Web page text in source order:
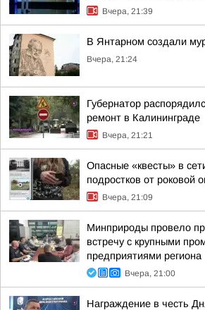
Вчера, 21:39
В Янтарном создали
Вчера, 21:24
Губернатор
ремонт в Калининграде
Вчера, 21:21
Опасные «квесты» в
подростков от роковой
Вчера, 21:09
Минприроды провело
встречу с крупными
предприятиями региона
Вчера, 21:00
Награждение в честь